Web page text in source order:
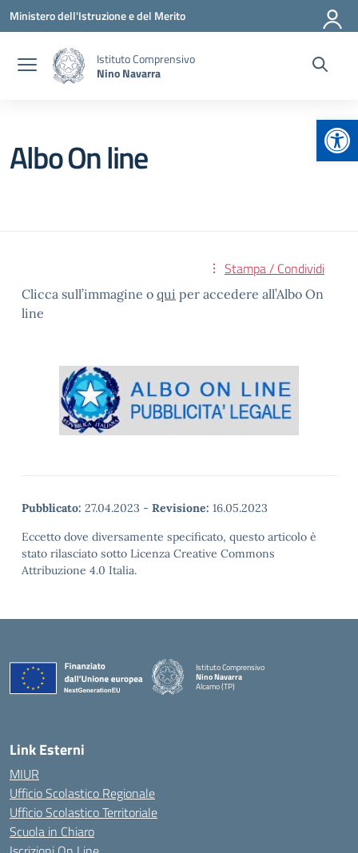
Vai ai contenuti
Vai al menu di navigazione
Vai al footer
Ministero dell'Istruzione e del Merito
Istituto Comprensivo
Nino Navarra
Albo On line
Stampa / Condividi
Clicca sull’immagine o qui per accedere all’Albo On
line
Pubblicato: 27.04.2023 - Revisione: 16.05.2023
Eccetto dove diversamente specificato, questo articolo è
stato rilasciato sotto Licenza Creative Commons
Attribuzione 4.0 Italia.
Istituto Comprensivo
Nino Navarra
Alcamo (TP)
Link Esterni
MIUR
Ufficio Scolastico Regionale
Ufficio Scolastico Territoriale
Scuola in Chiaro